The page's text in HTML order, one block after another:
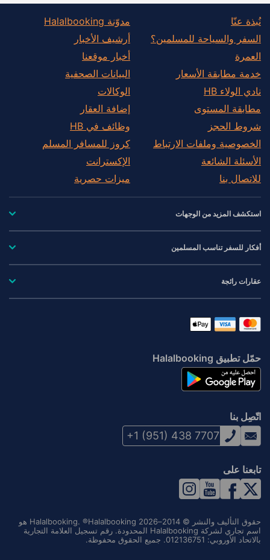
نُبذة عنّا
السفر والسياحة للمسلمين؟
العمرة
خدمة مطابقة الأسعار
نادي الولاء HB
مطابقة المستوى
شروط الحجز
الخصوصية وملفات الارتباط
الأسئلة الشائعة
للاتصال بنا
مدوّنة Halalbooking
أرشيف الأخبار
أخبار موقعنا
البيانات الصحفية
الوكالات
إضافة العقار
وظائف في HB
كروز للمسافر المسلم
الإكسترانت
ميزات حصرية
استكشف المزيد من الوجهات
أفكار للسفر تناسب المسلمين
عقارات رائجة
حمّل تطبيق Halalbooking
اتّصِل بنا
+1 (951) 438 7707
تابعنا على
حقوق التأليف والنشر © 2014–2026 Halalbooking. ®Halalbooking هو
اسم تجاري لشركة Halalbooking المحدودة. رقم تسجيل العلامة التجارية
بالاتحاد الأوروبي: 012136751. جميع الحقوق محفوظة.